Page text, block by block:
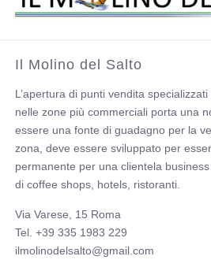
Il Molino del Salto
L’apertura di punti vendita
nelle zone più commerciali porta una
essere una fonte di guadagno per la
zona, deve essere sviluppato per
permanente per una clientela
di coffee shops, hotels, ristoranti.
Via Varese, 15 Roma
Tel. +39 335 1983 229
ilmolinodelsalto@gmail.com